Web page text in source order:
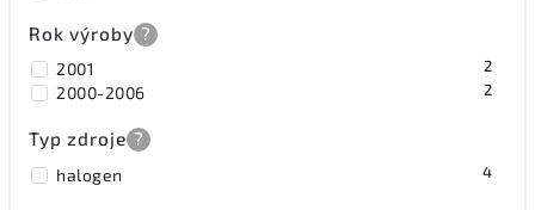
Rok výroby ?
2001 2
2000-2006 2
Typ zdroje ?
halogen 4